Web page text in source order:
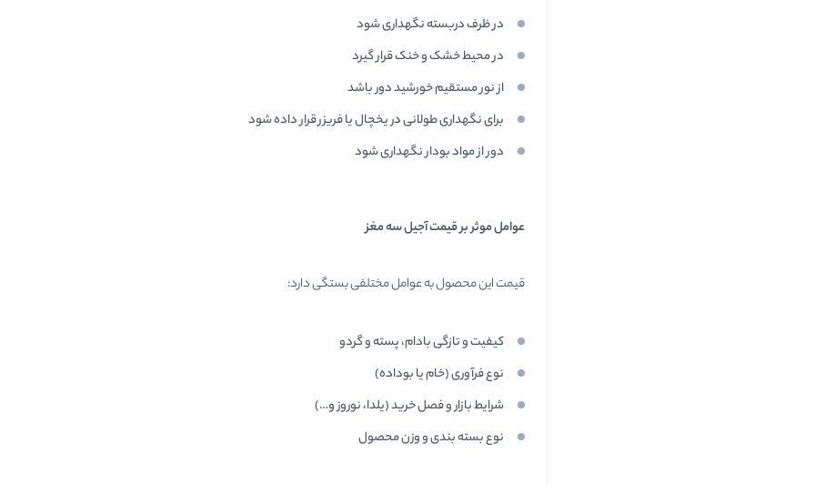
در ظرف دربسته نگهداری شود
در محیط خشک و خنک قرار گیرد
از نور مستقیم خورشید دور باشد
برای نگهداری طولانی در یخچال یا فریزر قرار داده شود
دور از مواد بودار نگهداری شود
عوامل موثر بر قیمت آجیل سه مغز
قیمت این محصول به عوامل مختلفی بستگی دارد:
کیفیت و تازگی بادام، پسته و گردو
نوع فرآوری (خام یا بوداده)
شرایط بازار و فصل خرید (یلدا، نوروز و…)
نوع بسته بندی و وزن محصول